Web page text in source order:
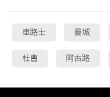
車路士 曼城
杜曹 阿古路